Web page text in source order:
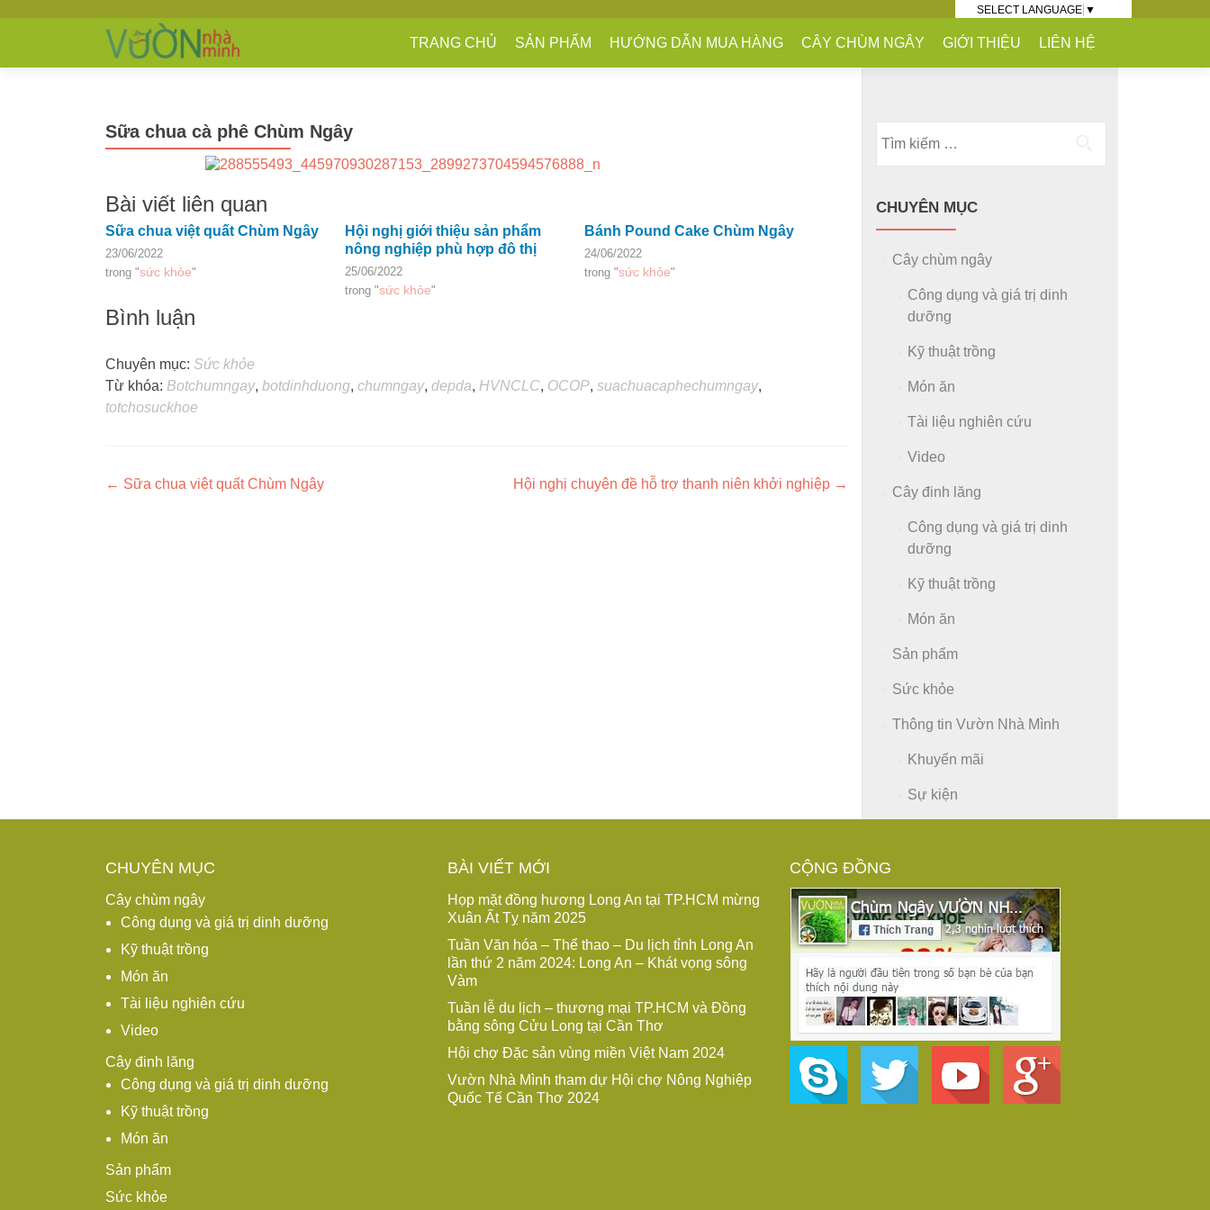
SELECT LANGUAGE ▼
TRANG CHỦ SẢN PHẨM HƯỚNG DẪN MUA HÀNG CÂY CHÙM NGÂY GIỚI THIỆU LIÊN HỆ
Sữa chua cà phê Chùm Ngây
Bài viết liên quan
Sữa chua việt quất Chùm Ngây
23/06/2022
trong "sức khỏe"
Hội nghị giới thiệu sản phẩm
nông nghiệp phù hợp đô thị
25/06/2022
trong "sức khỏe"
Bánh Pound Cake Chùm Ngây
24/06/2022
trong "sức khỏe"
Bình luận
Chuyên mục: Sức khỏe
Từ khóa: Botchumngay, botdinhduong, chumngay, depda, HVNCLC, OCOP, suachuacaphechumngay,
totchosuckhoe
Post navigation
← Sữa chua việt quất Chùm Ngây Hội nghị chuyên đề hỗ trợ thanh niên khởi nghiệp →
CHUYÊN MỤC
Cây chùm ngây
Công dụng và giá trị dinh
dưỡng
Kỹ thuật trồng
Món ăn
Tài liệu nghiên cứu
Video
Cây đinh lăng
Công dụng và giá trị dinh
dưỡng
Kỹ thuật trồng
Món ăn
Sản phẩm
Sức khỏe
Thông tin Vườn Nhà Mình
Khuyến mãi
Sự kiện
CHUYÊN MỤC
Cây chùm ngây
Công dụng và giá trị dinh dưỡng
Kỹ thuật trồng
Món ăn
Tài liệu nghiên cứu
Video
Cây đinh lăng
Công dụng và giá trị dinh dưỡng
Kỹ thuật trồng
Món ăn
Sản phẩm
Sức khỏe
BÀI VIẾT MỚI
Họp mặt đồng hương Long An tại TP.HCM mừng
Xuân Ất Tỵ năm 2025
Tuần Văn hóa – Thể thao – Du lịch tỉnh Long An
lần thứ 2 năm 2024: Long An – Khát vọng sông
Vàm
Tuần lễ du lịch – thương mại TP.HCM và Đồng
bằng sông Cửu Long tại Cần Thơ
Hội chợ Đặc sản vùng miền Việt Nam 2024
Vườn Nhà Mình tham dự Hội chợ Nông Nghiệp
Quốc Tế Cần Thơ 2024
CỘNG ĐỒNG